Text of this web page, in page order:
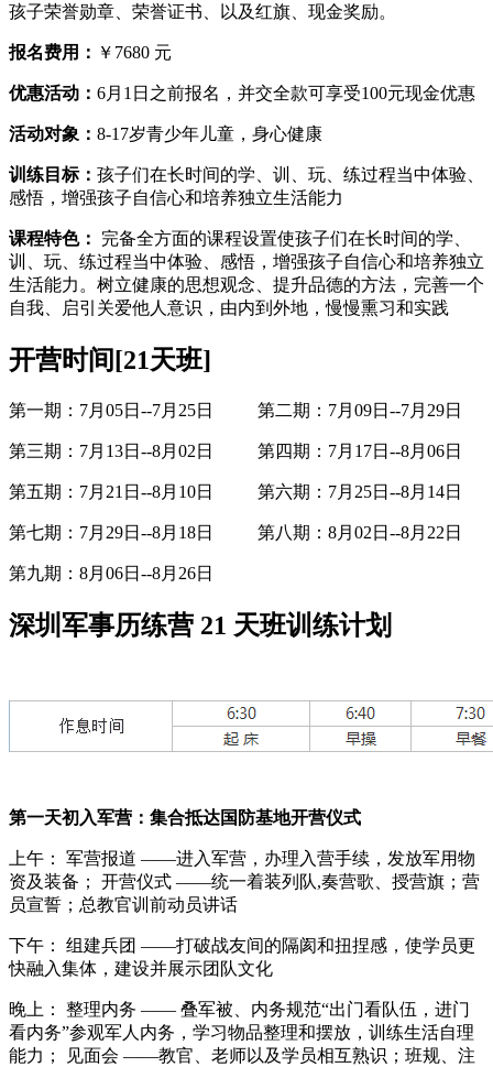
孩子荣誉勋章、荣誉证书、以及红旗、现金奖励。
报名费用： ￥7680 元
优惠活动： 6月1日之前报名，并交全款可享受100元现金优惠
活动对象： 8-17岁青少年儿童，身心健康
训练目标： 孩子们在长时间的学、训、玩、练过程当中体验、
感悟，增强孩子自信心和培养独立生活能力
课程特色：
完备全方面的课程设置使孩子们在长时间的学、
训、玩、练过程当中体验、感悟，增强孩子自信心和培养独立
生活能力。树立健康的思想观念、提升品德的方法，完善一个
自我、启引关爱他人意识，由内到外地，慢慢熏习和实践
开营时间[21天班]
第一期： 7月 05日 --7月 25日 第二期： 7月 09日 --7月 29日
第三期： 7月 13日 --8月 02 日 第四期： 7月 17日 --8月 06日
第五期： 7月 21 日 --8月 10日 第六期： 7月 25日 --8月 14日
第七期： 7月 29日 --8月 18日 第八期： 8月 02 日 --8月 22 日
第九期： 8月 06日 --8月 26日
深圳军事历练营 21 天班训练计划
第一天初入军营：集合抵达国防基地开营仪式
上午： 军营报道 ——进入军营，办理入营手续，发放军用物
资及装备； 开营仪式 ——统一着装列队,奏营歌、授营旗；营
员宣誓；总教官训前动员讲话
下午： 组建兵团 ——打破战友间的隔阂和扭捏感，使学员更
快融入集体，建设并展示团队文化
晚上： 整理内务 —— 叠军被、内务规范“出门看队伍，进门
看内务”参观军人内务，学习物品整理和摆放，训练生活自理
能力； 见面会 ——教官、老师以及学员相互熟识；班规、注